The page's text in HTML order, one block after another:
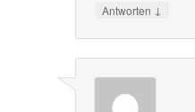
Antworten ↓